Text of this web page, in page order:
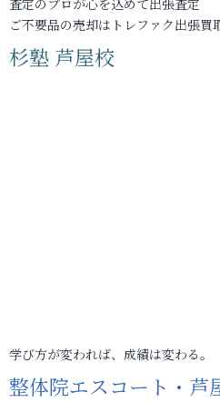
査定のプロが心を込めて出張査定
ご不要品の売却はトレファク出張買
杉塾 芦屋校
学び方が変われば、成績は変わる。
整体院エスコート・芦